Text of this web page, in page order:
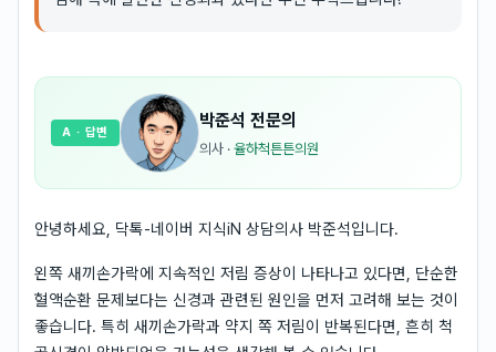
박준석 전문의
의사 · 율하척튼튼의원
A · 답변
안녕하세요, 닥톡-네이버 지식iN 상담의사 박준석입니다.
왼쪽 새끼손가락에 지속적인 저림 증상이 나타나고 있다면, 단순한
혈액순환 문제보다는 신경과 관련된 원인을 먼저 고려해 보는 것이
좋습니다. 특히 새끼손가락과 약지 쪽 저림이 반복된다면, 흔히 척